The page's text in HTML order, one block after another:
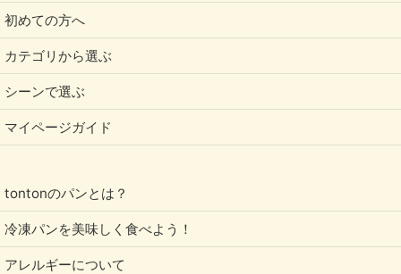
初めての方へ
カテゴリから選ぶ
シーンで選ぶ
マイページガイド
tontonのパンとは？
冷凍パンを美味しく食べよう！
アレルギーについて